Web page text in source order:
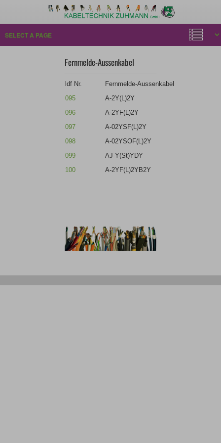
Fernmelde-Aussenkabel
ldf Nr.
Fernmelde-Aussenkabel
095
A-2Y(L)2Y
096
A-2YF(L)2Y
097
A-02YSF(L)2Y
098
A-02YSOF(L)2Y
099
AJ-Y(St)YDY
100
A-2YF(L)2YB2Y